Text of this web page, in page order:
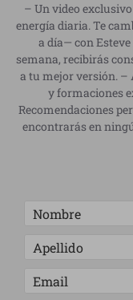
– Un video
energía diaria. Te
a día— con
semana, recibirás
a tu mejor versión. –
y formaciones
Recomendaciones
encontrarás en